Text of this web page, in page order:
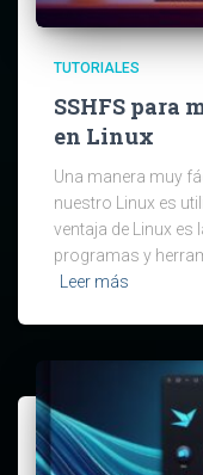
TUTORIALES
SSHFS para
en Linux
Una manera muy
nuestro Linux es
ventaja de Linux es
programas y
Leer más